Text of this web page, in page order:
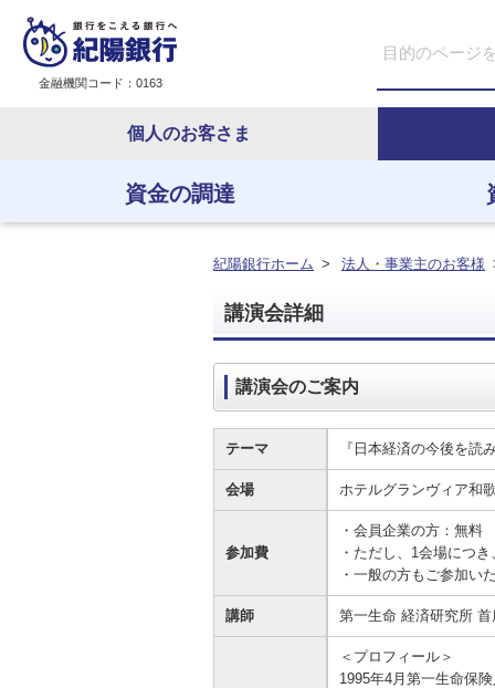
金融機関コード：0163
個人のお客さま
資金の調達
資金の調達
資金の調達
お客さまのさまざまな資金ニーズに応
じたご提案をさせていただきます。
資金の運用
資金の運用
資金の運用に必要な商品、定期預金、
投資信託などをご紹介します。
経営・事業支援
経営・事業支援
法人・事業主のお客さまへ情報のご提
供や課題解決のご支援をいたします。
ＥＢサービス
ＥＢサービス
その他各種サービスをご紹介します。
紀陽銀行ホーム > 法人・事業主のお客様
講演会詳細
講演会のご案内
テーマ 『日本経済の今後を読
会場 ホテルグランヴィア
参加費
・会員企業の方：無料
・ただし、1会場につ
・一般の方もご参加い
講師 第一生命 経済研究所
＜プロフィール＞
1995年4月第一生命保